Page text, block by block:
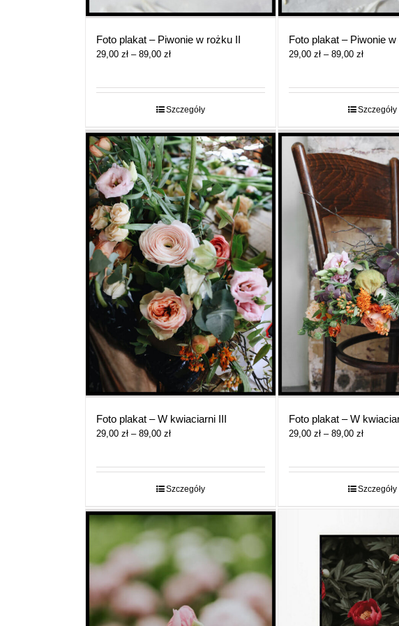
Foto plakat – Piwonie w rożku II
29,00 zł – 89,00 złZakres
29,00 zł
do
Szczegóły
Foto plakat – Piwonie
29,00 zł – 89,00 złZakres
29,00 zł
do
Szczegóły
Foto plakat – W kwiaciarni III
29,00 zł – 89,00 złZakres
29,00 zł
do
Szczegóły
Foto plakat – W
29,00 zł – 89,00 złZakres
29,00 zł
do
Szczegóły